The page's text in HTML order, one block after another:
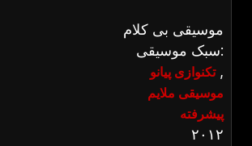
موسیقی بی کلام
سبک موسیقی:
تکنوازی پیانو,
موسیقی ملایم
پیشرفته
۲۰۱۲